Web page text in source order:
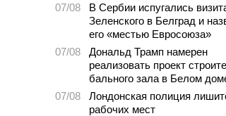
07/08
В Сербии испугались
Зеленского в Белград и
его «местью Евросоюза»
07/08
Дональд Трамп намерен
реализовать проект
бального зала в Белом
07/08
Лондонская полиция
рабочих мест